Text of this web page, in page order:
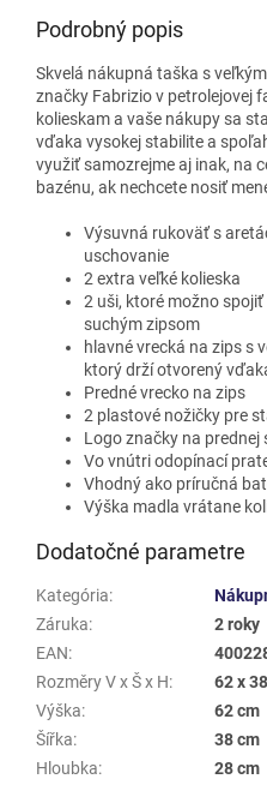
Podrobný popis
Skvelá nákupná taška s
značky Fabrizio v petrolejovej
kolieskam a vaše nákupy sa
vďaka vysokej stabilite a
využiť samozrejme aj inak, na
bazénu, ak nechcete nosiť
Výsuvná rukoväť s
uschovanie
2 extra veľké kolieska
2 uši, ktoré možno
suchým zipsom
hlavné vrecká na zips s
ktorý drží otvorený
Predné vrecko na zips
2 plastové nožičky pre
Logo značky na prednej
Vo vnútri odopínací
Vhodný ako príručná
Výška madla vrátane
Dodatočné parametre
Kategória:
Záruka:
2 roky
EAN:
Rozměry V x Š x H:
62 x
Výška:
62 cm
Šířka:
38 cm
Hloubka:
28 cm